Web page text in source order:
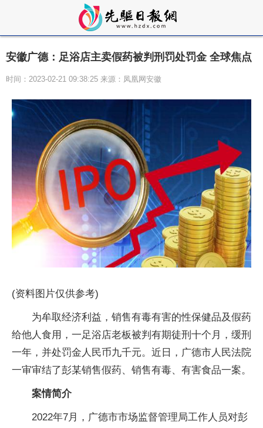
安徽广德：足浴店主卖假药被判刑罚处罚金 全球焦点
时间：2023-02-21 09:38:25 来源：凤凰网安徽
(资料图片仅供参考)
为牟取经济利益，销售有毒有害的性保健品及假药
给他人食用，一足浴店老板被判有期徒刑十个月，缓刑
一年，并处罚金人民币九千元。近日，广德市人民法院
一审审结了彭某销售假药、销售有毒、有害食品一案。
案情简介
2022年7月，广德市市场监督管理局工作人员对彭